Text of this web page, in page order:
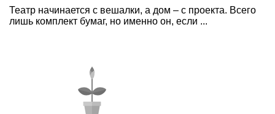
Театр начинается с вешалки, а дом – с проекта. Всего
лишь комплект бумаг, но именно он, если ...